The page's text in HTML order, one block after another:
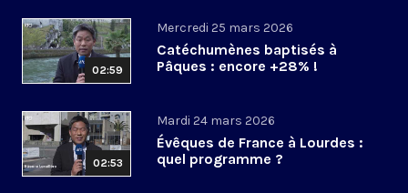
02:59
Mercredi 25 mars 2026
Catéchumènes baptisés à
Pâques : encore +28% !
02:53
Mardi 24 mars 2026
Évêques de France à Lourdes :
quel programme ?